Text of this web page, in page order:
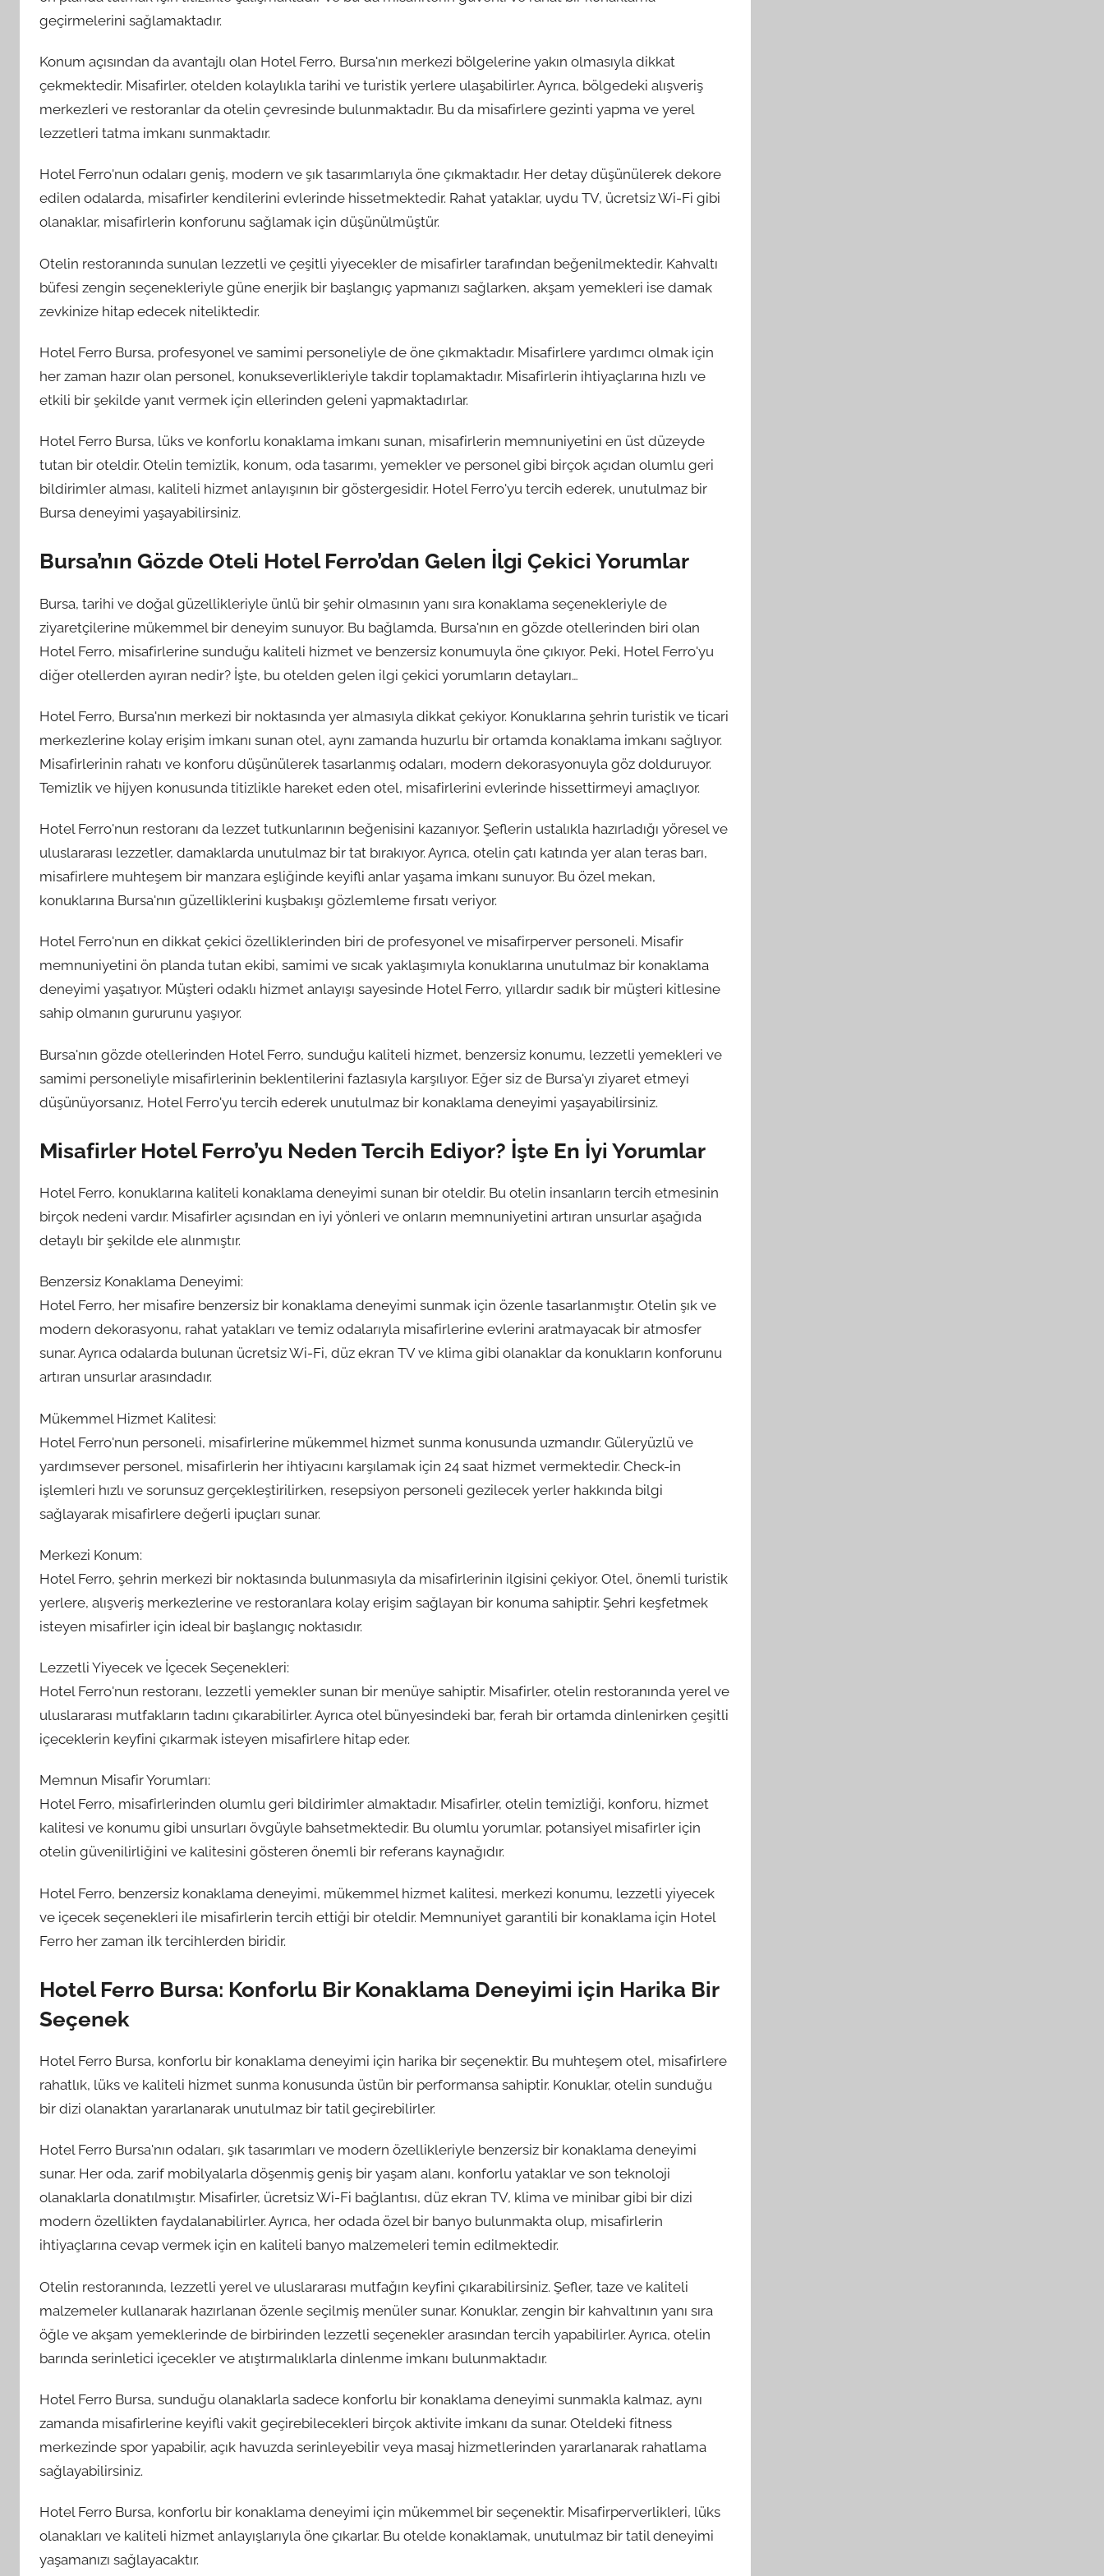
geçirmelerini sağlamaktadır.
Konum açısından da avantajlı olan Hotel Ferro, Bursa'nın merkezi bölgelerine yakın olmasıyla dikkat
çekmektedir. Misafirler, otelden kolaylıkla tarihi ve turistik yerlere ulaşabilirler. Ayrıca, bölgedeki alışveriş
merkezleri ve restoranlar da otelin çevresinde bulunmaktadır. Bu da misafirlere gezinti yapma ve yerel
lezzetleri tatma imkanı sunmaktadır.
Hotel Ferro'nun odaları geniş, modern ve şık tasarımlarıyla öne çıkmaktadır. Her detay düşünülerek dekore
edilen odalarda, misafirler kendilerini evlerinde hissetmektedir. Rahat yataklar, uydu TV, ücretsiz Wi-Fi gibi
olanaklar, misafirlerin konforunu sağlamak için düşünülmüştür.
Otelin restoranında sunulan lezzetli ve çeşitli yiyecekler de misafirler tarafından beğenilmektedir. Kahvaltı
büfesi zengin seçenekleriyle güne enerjik bir başlangıç yapmanızı sağlarken, akşam yemekleri ise damak
zevkinize hitap edecek niteliktedir.
Hotel Ferro Bursa, profesyonel ve samimi personeliyle de öne çıkmaktadır. Misafirlere yardımcı olmak için
her zaman hazır olan personel, konukseverlikleriyle takdir toplamaktadır. Misafirlerin ihtiyaçlarına hızlı ve
etkili bir şekilde yanıt vermek için ellerinden geleni yapmaktadırlar.
Hotel Ferro Bursa, lüks ve konforlu konaklama imkanı sunan, misafirlerin memnuniyetini en üst düzeyde
tutan bir oteldir. Otelin temizlik, konum, oda tasarımı, yemekler ve personel gibi birçok açıdan olumlu geri
bildirimler alması, kaliteli hizmet anlayışının bir göstergesidir. Hotel Ferro'yu tercih ederek, unutulmaz bir
Bursa deneyimi yaşayabilirsiniz.
Bursa’nın Gözde Oteli Hotel Ferro’dan Gelen İlgi Çekici Yorumlar
Bursa, tarihi ve doğal güzellikleriyle ünlü bir şehir olmasının yanı sıra konaklama seçenekleriyle de
ziyaretçilerine mükemmel bir deneyim sunuyor. Bu bağlamda, Bursa'nın en gözde otellerinden biri olan
Hotel Ferro, misafirlerine sunduğu kaliteli hizmet ve benzersiz konumuyla öne çıkıyor. Peki, Hotel Ferro'yu
diğer otellerden ayıran nedir? İşte, bu otelden gelen ilgi çekici yorumların detayları…
Hotel Ferro, Bursa'nın merkezi bir noktasında yer almasıyla dikkat çekiyor. Konuklarına şehrin turistik ve ticari
merkezlerine kolay erişim imkanı sunan otel, aynı zamanda huzurlu bir ortamda konaklama imkanı sağlıyor.
Misafirlerinin rahatı ve konforu düşünülerek tasarlanmış odaları, modern dekorasyonuyla göz dolduruyor.
Temizlik ve hijyen konusunda titizlikle hareket eden otel, misafirlerini evlerinde hissettirmeyi amaçlıyor.
Hotel Ferro'nun restoranı da lezzet tutkunlarının beğenisini kazanıyor. Şeflerin ustalıkla hazırladığı yöresel ve
uluslararası lezzetler, damaklarda unutulmaz bir tat bırakıyor. Ayrıca, otelin çatı katında yer alan teras barı,
misafirlere muhteşem bir manzara eşliğinde keyifli anlar yaşama imkanı sunuyor. Bu özel mekan,
konuklarına Bursa'nın güzelliklerini kuşbakışı gözlemleme fırsatı veriyor.
Hotel Ferro'nun en dikkat çekici özelliklerinden biri de profesyonel ve misafirperver personeli. Misafir
memnuniyetini ön planda tutan ekibi, samimi ve sıcak yaklaşımıyla konuklarına unutulmaz bir konaklama
deneyimi yaşatıyor. Müşteri odaklı hizmet anlayışı sayesinde Hotel Ferro, yıllardır sadık bir müşteri kitlesine
sahip olmanın gururunu yaşıyor.
Bursa'nın gözde otellerinden Hotel Ferro, sunduğu kaliteli hizmet, benzersiz konumu, lezzetli yemekleri ve
samimi personeliyle misafirlerinin beklentilerini fazlasıyla karşılıyor. Eğer siz de Bursa'yı ziyaret etmeyi
düşünüyorsanız, Hotel Ferro'yu tercih ederek unutulmaz bir konaklama deneyimi yaşayabilirsiniz.
Misafirler Hotel Ferro’yu Neden Tercih Ediyor? İşte En İyi Yorumlar
Hotel Ferro, konuklarına kaliteli konaklama deneyimi sunan bir oteldir. Bu otelin insanların tercih etmesinin
birçok nedeni vardır. Misafirler açısından en iyi yönleri ve onların memnuniyetini artıran unsurlar aşağıda
detaylı bir şekilde ele alınmıştır.
Benzersiz Konaklama Deneyimi:
Hotel Ferro, her misafire benzersiz bir konaklama deneyimi sunmak için özenle tasarlanmıştır. Otelin şık ve
modern dekorasyonu, rahat yatakları ve temiz odalarıyla misafirlerine evlerini aratmayacak bir atmosfer
sunar. Ayrıca odalarda bulunan ücretsiz Wi-Fi, düz ekran TV ve klima gibi olanaklar da konukların konforunu
artıran unsurlar arasındadır.
Mükemmel Hizmet Kalitesi:
Hotel Ferro'nun personeli, misafirlerine mükemmel hizmet sunma konusunda uzmandır. Güleryüzlü ve
yardımsever personel, misafirlerin her ihtiyacını karşılamak için 24 saat hizmet vermektedir. Check-in
işlemleri hızlı ve sorunsuz gerçekleştirilirken, resepsiyon personeli gezilecek yerler hakkında bilgi
sağlayarak misafirlere değerli ipuçları sunar.
Merkezi Konum:
Hotel Ferro, şehrin merkezi bir noktasında bulunmasıyla da misafirlerinin ilgisini çekiyor. Otel, önemli turistik
yerlere, alışveriş merkezlerine ve restoranlara kolay erişim sağlayan bir konuma sahiptir. Şehri keşfetmek
isteyen misafirler için ideal bir başlangıç noktasıdır.
Lezzetli Yiyecek ve İçecek Seçenekleri:
Hotel Ferro'nun restoranı, lezzetli yemekler sunan bir menüye sahiptir. Misafirler, otelin restoranında yerel ve
uluslararası mutfakların tadını çıkarabilirler. Ayrıca otel bünyesindeki bar, ferah bir ortamda dinlenirken çeşitli
içeceklerin keyfini çıkarmak isteyen misafirlere hitap eder.
Memnun Misafir Yorumları:
Hotel Ferro, misafirlerinden olumlu geri bildirimler almaktadır. Misafirler, otelin temizliği, konforu, hizmet
kalitesi ve konumu gibi unsurları övgüyle bahsetmektedir. Bu olumlu yorumlar, potansiyel misafirler için
otelin güvenilirliğini ve kalitesini gösteren önemli bir referans kaynağıdır.
Hotel Ferro, benzersiz konaklama deneyimi, mükemmel hizmet kalitesi, merkezi konumu, lezzetli yiyecek
ve içecek seçenekleri ile misafirlerin tercih ettiği bir oteldir. Memnuniyet garantili bir konaklama için Hotel
Ferro her zaman ilk tercihlerden biridir.
Hotel Ferro Bursa: Konforlu Bir Konaklama Deneyimi için Harika Bir
Seçenek
Hotel Ferro Bursa, konforlu bir konaklama deneyimi için harika bir seçenektir. Bu muhteşem otel, misafirlere
rahatlık, lüks ve kaliteli hizmet sunma konusunda üstün bir performansa sahiptir. Konuklar, otelin sunduğu
bir dizi olanaktan yararlanarak unutulmaz bir tatil geçirebilirler.
Hotel Ferro Bursa'nın odaları, şık tasarımları ve modern özellikleriyle benzersiz bir konaklama deneyimi
sunar. Her oda, zarif mobilyalarla döşenmiş geniş bir yaşam alanı, konforlu yataklar ve son teknoloji
olanaklarla donatılmıştır. Misafirler, ücretsiz Wi-Fi bağlantısı, düz ekran TV, klima ve minibar gibi bir dizi
modern özellikten faydalanabilirler. Ayrıca, her odada özel bir banyo bulunmakta olup, misafirlerin
ihtiyaçlarına cevap vermek için en kaliteli banyo malzemeleri temin edilmektedir.
Otelin restoranında, lezzetli yerel ve uluslararası mutfağın keyfini çıkarabilirsiniz. Şefler, taze ve kaliteli
malzemeler kullanarak hazırlanan özenle seçilmiş menüler sunar. Konuklar, zengin bir kahvaltının yanı sıra
öğle ve akşam yemeklerinde de birbirinden lezzetli seçenekler arasından tercih yapabilirler. Ayrıca, otelin
barında serinletici içecekler ve atıştırmalıklarla dinlenme imkanı bulunmaktadır.
Hotel Ferro Bursa, sunduğu olanaklarla sadece konforlu bir konaklama deneyimi sunmakla kalmaz, aynı
zamanda misafirlerine keyifli vakit geçirebilecekleri birçok aktivite imkanı da sunar. Oteldeki fitness
merkezinde spor yapabilir, açık havuzda serinleyebilir veya masaj hizmetlerinden yararlanarak rahatlama
sağlayabilirsiniz.
Hotel Ferro Bursa, konforlu bir konaklama deneyimi için mükemmel bir seçenektir. Misafirperverlikleri, lüks
olanakları ve kaliteli hizmet anlayışlarıyla öne çıkarlar. Bu otelde konaklamak, unutulmaz bir tatil deneyimi
yaşamanızı sağlayacaktır.